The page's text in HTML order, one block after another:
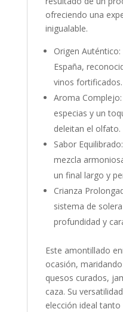
ofreciendo una
inigualable.
Origen
España,
vinos fortificados.
Aroma
especias y un
deleitan el olfato.
Sabor
mezcla
un final largo y
Crianza
sistema de
profundidad y
Este amontillado
ocasión,
quesos curados,
caza. Su
elección ideal